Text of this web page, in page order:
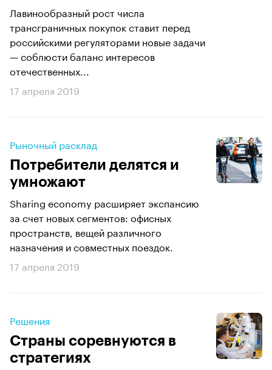
Лавинообразный рост числа
трансграничных покупок ставит перед
российскими регуляторами новые задачи
— соблюсти баланс интересов
отечественных...
17 апреля 2019
Рыночный расклад
Потребители делятся и
умножают
Sharing economy расширяет экспансию
за счет новых сегментов: офисных
пространств, вещей различного
назначения и совместных поездок.
17 апреля 2019
Решения
Страны соревнуются в
стратегиях